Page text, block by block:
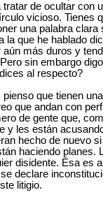
de ocultar con
vicioso. Tienes
una palabra clara
la que he hablado
más duros y
sin embargo
al respecto?
pienso que tienen
que andan con
de gente que,
y les están
hecho de nuevo
haciendo planes.
disidente. Ésa es
declare
litigio.